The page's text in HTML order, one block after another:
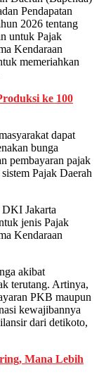
Pendapatan
2026 tentang
untuk Pajak
Kendaraan
memeriahkan
ke 100
dapat
bunga
pembayaran pajak
Pajak Daerah
DKI Jakarta
jenis Pajak
Kendaraan
akibat
terutang. Artinya,
PKB maupun
kewajibannya
dari detikoto,
Mana Lebih